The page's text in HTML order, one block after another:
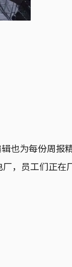
也为每份周
，员工们正在